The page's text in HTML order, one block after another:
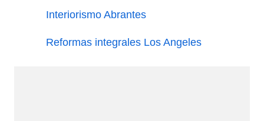
Interiorismo Abrantes
Reformas integrales Los Angeles